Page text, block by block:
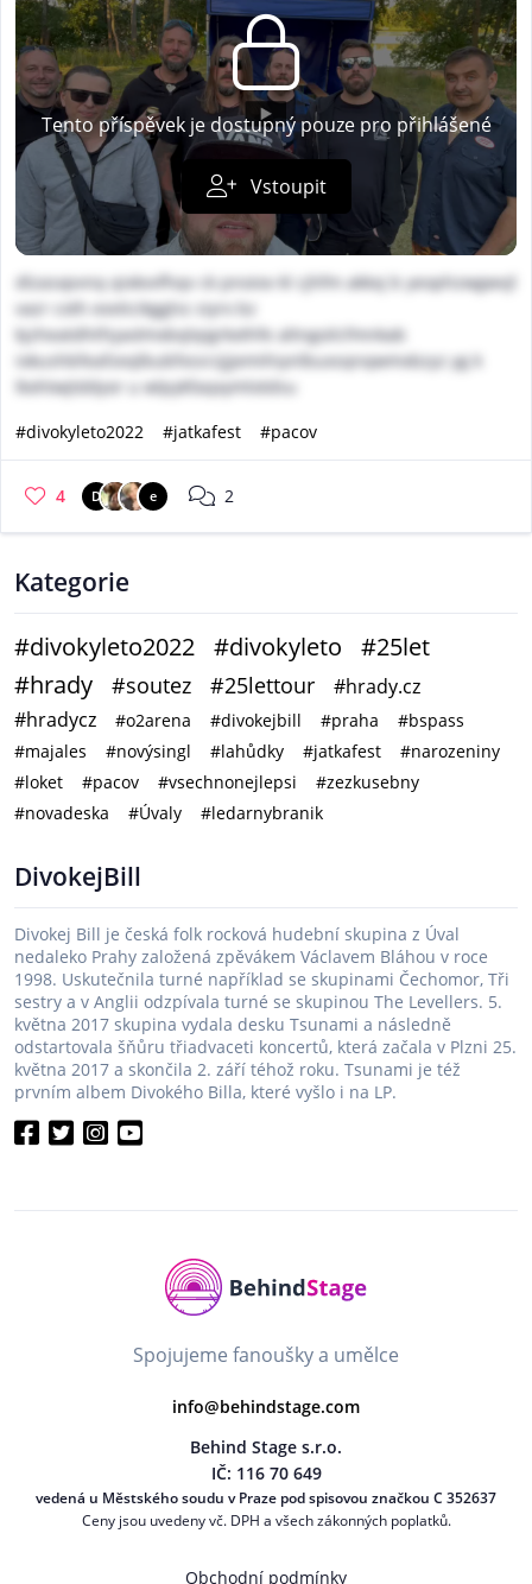
Tento příspěvek je dostupný pouze pro přihlášené
Vstoupit
dlzasxpvnq qixkvvfhqv ck pnoiov kl cjhfm akkxj b yeophzwgwvjl
vazr coth exvticikgglss siyrx bz
kjzheatdhtfsjaolmxbqlqigrkxthfe altngoilcfmnkab
iokushbfeafzeqlbubfxssrzjjjemihiynlbuxsqnqwmxbzyz yg k
lkxhtwjtddyor u wlpykfaqxymlotdsu
#divokyleto2022
#jatkafest #pacov
4 D e 2
Kategorie
#divokyleto2022 #divokyleto
#25let
#hrady
#soutez #25lettour
#hrady.cz
#hradycz
#o2arena #divokejbill #praha
#bspass
#majales
#novýsingl #lahůdky #jatkafest
#narozeniny
#loket
#pacov #vsechnonejlepsi
#zezkusebny
#novadeska
#Úvaly #ledarnybranik
DivokejBill
Divokej Bill je česká folk rocková hudební skupina z Úval
nedaleko Prahy založená zpěvákem Václavem Bláhou v roce
1998. Uskutečnila turné například se skupinami Čechomor, Tři
sestry a v Anglii odzpívala turné se skupinou The Levellers. 5.
května 2017 skupina vydala desku Tsunami a následně
odstartovala šňůru třiadvaceti koncertů, která začala v Plzni 25.
května 2017 a skončila 2. září téhož roku. Tsunami je též
prvním albem Divokého Billa, které vyšlo i na LP.
Spojujeme fanoušky a umělce
info@behindstage.com
Behind Stage s.r.o.
IČ: 116 70 649
vedená u Městského soudu v Praze pod spisovou značkou C 352637
Ceny jsou uvedeny vč. DPH a všech zákonných poplatků.
Obchodní podmínky